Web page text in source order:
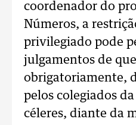
coordenador do
Números, a
privilegiado pode
julgamentos de
obrigatoriamente,
pelos colegiados
céleres, diante da